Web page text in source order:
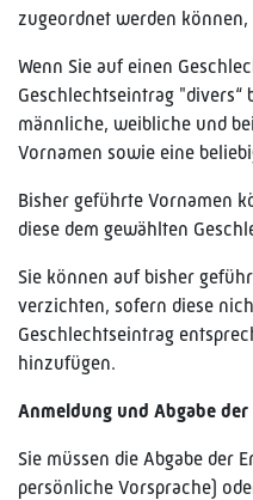
zugeordnet werden können,
Wenn Sie auf einen
Geschlechtseintrag "divers“
männliche, weibliche und
Vornamen sowie eine
Bisher geführte Vornamen
diese dem gewählten
Sie können auf bisher
verzichten, sofern diese
Geschlechtseintrag
hinzufügen.
Anmeldung und Abgabe
Sie müssen die Abgabe der
persönliche Vorsprache)